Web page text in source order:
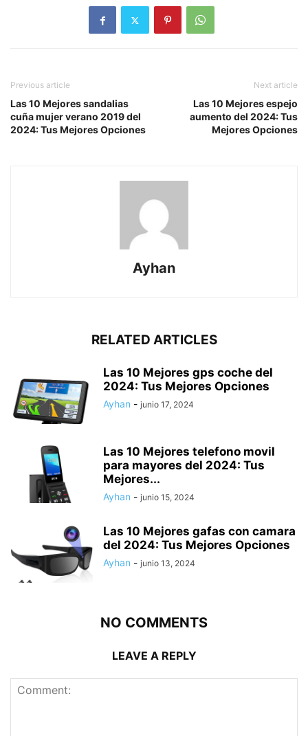
Previous article
Las 10 Mejores sandalias
cuña mujer verano 2019 del
2024: Tus Mejores Opciones
Next article
Las 10 Mejores espejo
aumento del 2024: Tus
Mejores Opciones
Ayhan
RELATED ARTICLES
Las 10 Mejores gps coche del
2024: Tus Mejores Opciones
Ayhan - junio 17, 2024
Las 10 Mejores telefono movil
para mayores del 2024: Tus
Mejores...
Ayhan - junio 15, 2024
Las 10 Mejores gafas con camara
del 2024: Tus Mejores Opciones
Ayhan - junio 13, 2024
NO COMMENTS
LEAVE A REPLY